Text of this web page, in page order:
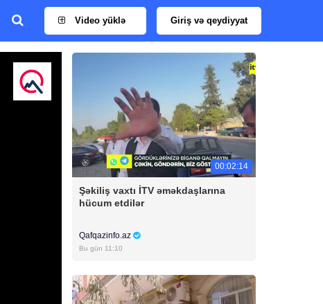
Video yüklə Giriş və qeydiyyat
00:02:14
Şəkiliş vaxtı İTV əməkdaşlarına
hücum etdilər
Qafqazinfo.az
Bu gün 11:10